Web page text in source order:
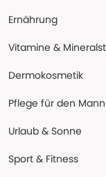
Ernährung
Vitamine &
Dermokosmetik
Pflege für den Mann
Urlaub & Sonne
Sport & Fitness